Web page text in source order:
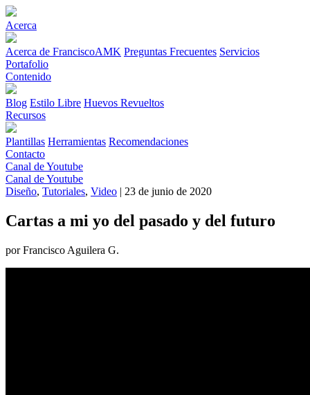
Acerca
Acerca de FranciscoAMK Preguntas Frecuentes Servicios
Portafolio
Contenido
Blog Estilo Libre Huevos Revueltos
Recursos
Plantillas Herramientas Recomendaciones
Contacto
Canal de Youtube
Canal de Youtube
Diseño, Tutoriales, Video | 23 de junio de 2020
Cartas a mi yo del pasado y del futuro
por Francisco Aguilera G.